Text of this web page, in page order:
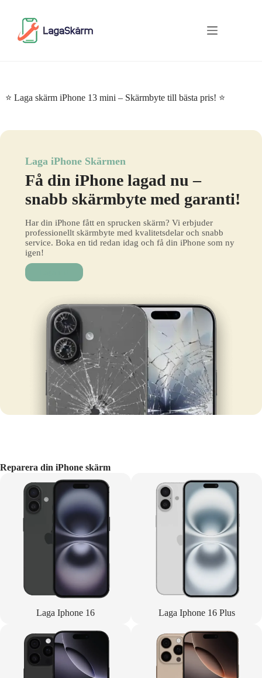
⭐ Laga skärm iPhone 13 mini – Skärmbyte till bästa pris! ⭐
Laga iPhone Skärmen
Få din iPhone lagad nu –
snabb skärmbyte med garanti!
Har din iPhone fått en sprucken skärm? Vi erbjuder
professionellt skärmbyte med kvalitetsdelar och snabb
service. Boka en tid redan idag och få din iPhone som ny
igen!
Reparera din iPhone skärm
Laga Iphone 16 Laga Iphone 16 Plus